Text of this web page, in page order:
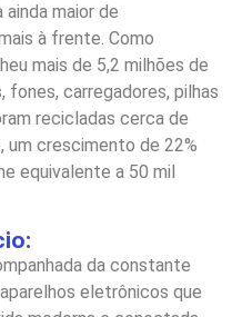
maior de
à frente. Como
mais de 5,2 milhões de
carregadores, pilhas
recicladas cerca de
um crescimento de 22%
equivalente a 50 mil
da constante
eletrônicos que